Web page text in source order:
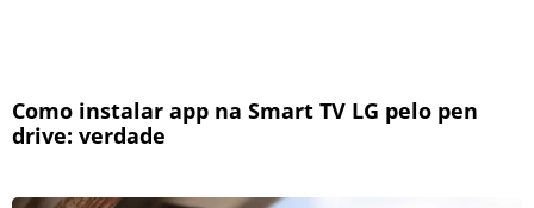
Como instalar app na Smart TV LG pelo pen
drive: verdade